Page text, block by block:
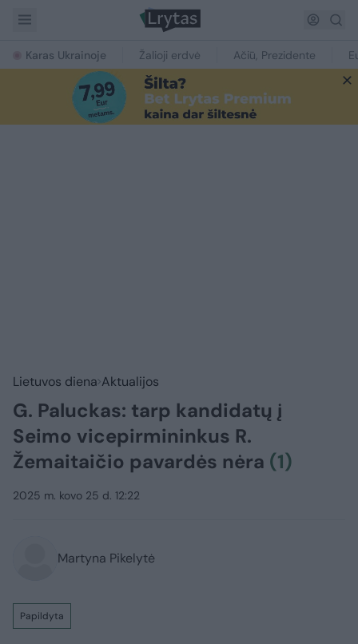
Karas Ukrainoje Žalioji erdvė Ačiū, Prezidente
Lietuvos diena Aktualijos
G. Paluckas: tarp kandidatų į
Seimo vicepirmininkus R.
Žemaitaičio pavardės nėra (1)
2025 m. kovo 25 d. 12:22
Martyna Pikelytė
Papildyta